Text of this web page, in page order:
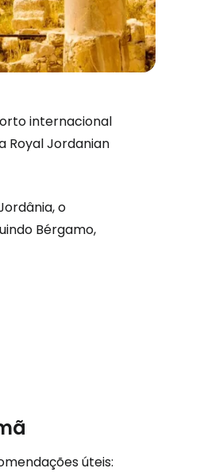
internacional
Royal Jordanian
o
Bérgamo,
úteis: